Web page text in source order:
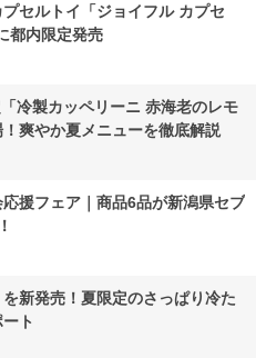
セルトイ「ジョイフル カプセ
都内限定発売
冷製カッペリーニ 赤海老のレモ
爽やか夏メニューを徹底解説
援フェア｜商品6品が新潟県セブ
新発売！夏限定のさっぱり冷た
ト